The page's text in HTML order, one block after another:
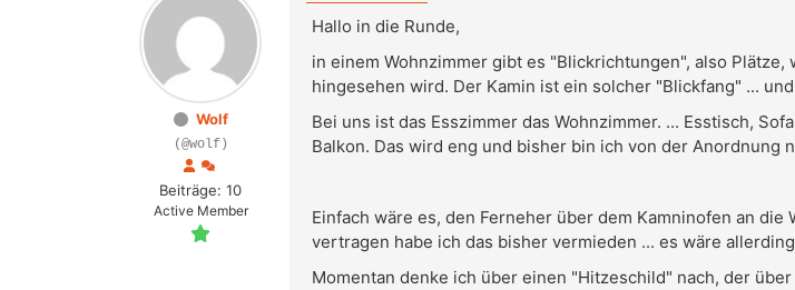
Wolf
(@wolf)
Beiträge: 10
Active Member
Hallo in die Runde,
in einem Wohnzimmer gibt es "Blickrichtungen", also
hingesehen wird. Der Kamin ist ein solcher "Blickfang" ...
Bei uns ist das Esszimmer das Wohnzimmer. ... Esstisch,
Balkon. Das wird eng und bisher bin ich von der Anordnung
Einfach wäre es, den Ferneher über dem Kamninofen an
vertragen habe ich das bisher vermieden ... es wäre
Momentan denke ich über einen "Hitzeschild" nach, der